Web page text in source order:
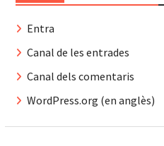
Entra
Canal de les entrades
Canal dels comentaris
WordPress.org (en anglès)